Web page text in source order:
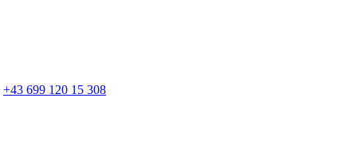
+43 699 120 15 308